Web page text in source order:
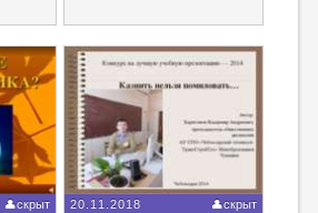
скрыт 20.11.2018 скрыт